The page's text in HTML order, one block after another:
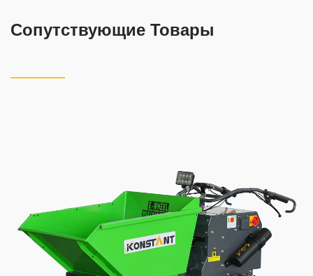
Сопутствующие Товары